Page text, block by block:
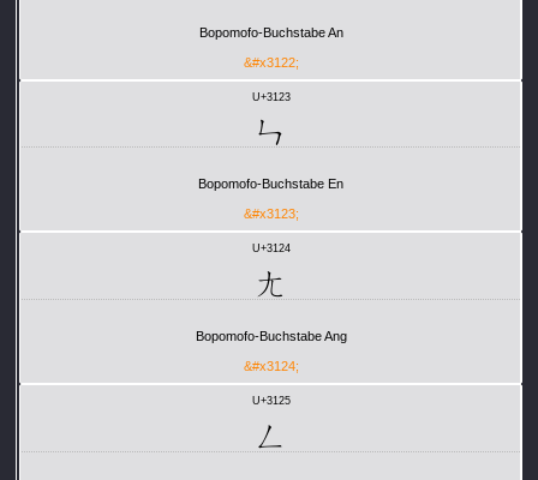
Bopomofo-Buchstabe An
&#x3122;
U+3123
ㄣ
Bopomofo-Buchstabe En
&#x3123;
U+3124
ㄤ
Bopomofo-Buchstabe Ang
&#x3124;
U+3125
ㄥ